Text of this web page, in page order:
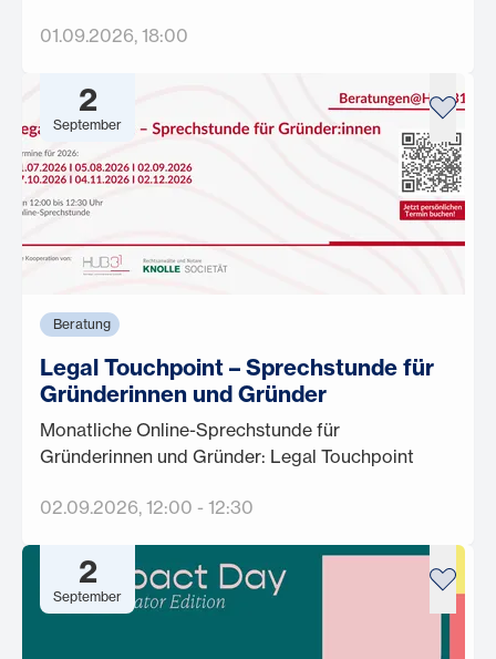
01.09.2026, 18:00
2
September
Beratung
Legal Touchpoint – Sprechstunde für
Gründerinnen und Gründer
Monatliche Online-Sprechstunde für
Gründerinnen und Gründer: Legal Touchpoint
02.09.2026, 12:00 - 12:30
2
September